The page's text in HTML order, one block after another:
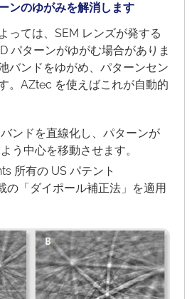
ンのゆがみを解消します
っては、SEM レンズが発する
パターンがゆがむ場合がありま
バンドをゆがめ、パターンセン
。AZtec を使えばこれが自動的
ンドを直線化し、パターンが
う中心を移動させます。
所有の US パテント
の「ダイポール補正法」を適用